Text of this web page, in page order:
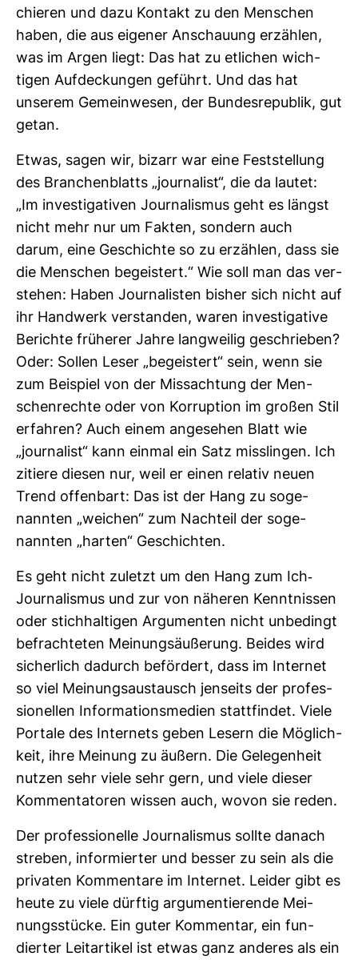
chieren und dazu Kon­takt zu den Men­schen
haben, die aus eigener Anschauung erzählen,
was im Argen liegt: Das hat zu etli­chen wich­
tigen Auf­de­ckungen geführt. Und das hat
unserem Gemein­wesen, der Bun­des­re­pu­blik, gut
getan.
Etwas, sagen wir, bizarr war eine Fest­stel­lung
des Bran­chen­blatts „jour­na­list“, die da lautet:
„Im inves­ti­ga­tiven Jour­na­lismus geht es längst
nicht mehr nur um Fakten, son­dern auch
darum, eine Geschichte so zu erzählen, dass sie
die Men­schen begeis­tert.“ Wie soll man das ver­
stehen: Haben Jour­na­listen bisher sich nicht auf
ihr Hand­werk ver­standen, waren inves­ti­ga­tive
Berichte frü­herer Jahre lang­weilig geschrieben?
Oder: Sollen Leser „begeis­tert“ sein, wenn sie
zum Bei­spiel von der Miss­ach­tung der Men­
schen­rechte oder von Kor­rup­tion im großen Stil
erfahren? Auch einem ange­sehen Blatt wie
„jour­na­list“ kann einmal ein Satz miss­lingen. Ich
zitiere diesen nur, weil er einen relativ neuen
Trend offen­bart: Das ist der Hang zu soge­
nannten „wei­chen“ zum Nach­teil der soge­
nannten „harten“ Geschichten.
Es geht nicht zuletzt um den Hang zum Ich-​
Jour­na­lismus und zur von näheren Kennt­nissen
oder stich­hal­tigen Argu­menten nicht unbe­dingt
befrach­teten Mei­nungs­äu­ße­rung. Beides wird
sicher­lich dadurch beför­dert, dass im Internet
so viel Mei­nungs­aus­tausch jen­seits der pro­fes­
sio­nellen Infor­ma­ti­ons­me­dien statt­findet. Viele
Por­tale des Inter­nets geben Lesern die Mög­lich­
keit, ihre Mei­nung zu äußern. Die Gele­gen­heit
nutzen sehr viele sehr gern, und viele dieser
Kom­men­ta­toren wissen auch, wovon sie reden.
Der pro­fes­sio­nelle Jour­na­lismus sollte danach
streben, infor­mierter und besser zu sein als die
pri­vaten Kom­men­tare im Internet. Leider gibt es
heute zu viele dürftig argu­men­tie­rende Mei­
nungs­stücke. Ein guter Kom­mentar, ein fun­
dierter Leit­ar­tikel ist etwas ganz anderes als ein